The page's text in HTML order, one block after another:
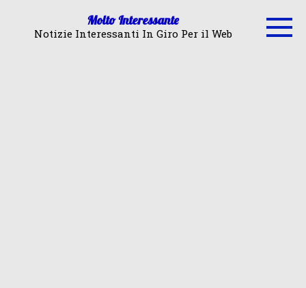
Molto Interessante
Notizie Interessanti In Giro Per il Web